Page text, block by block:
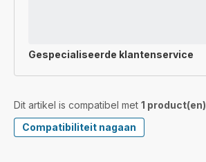
Gespecialiseerde klantenservice
Dit artikel is compatibel met 1 product(en)
Compatibiliteit nagaan